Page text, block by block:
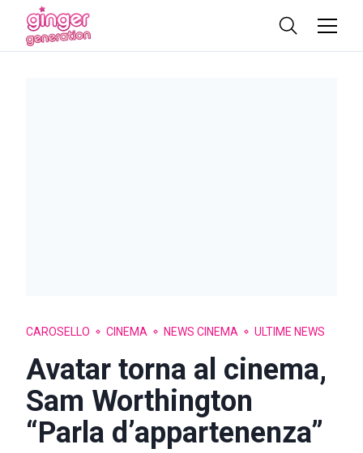
CAROSELLO CINEMA NEWS CINEMA ULTIME NEWS
Avatar torna al cinema,
Sam Worthington
“Parla d’appartenenza”